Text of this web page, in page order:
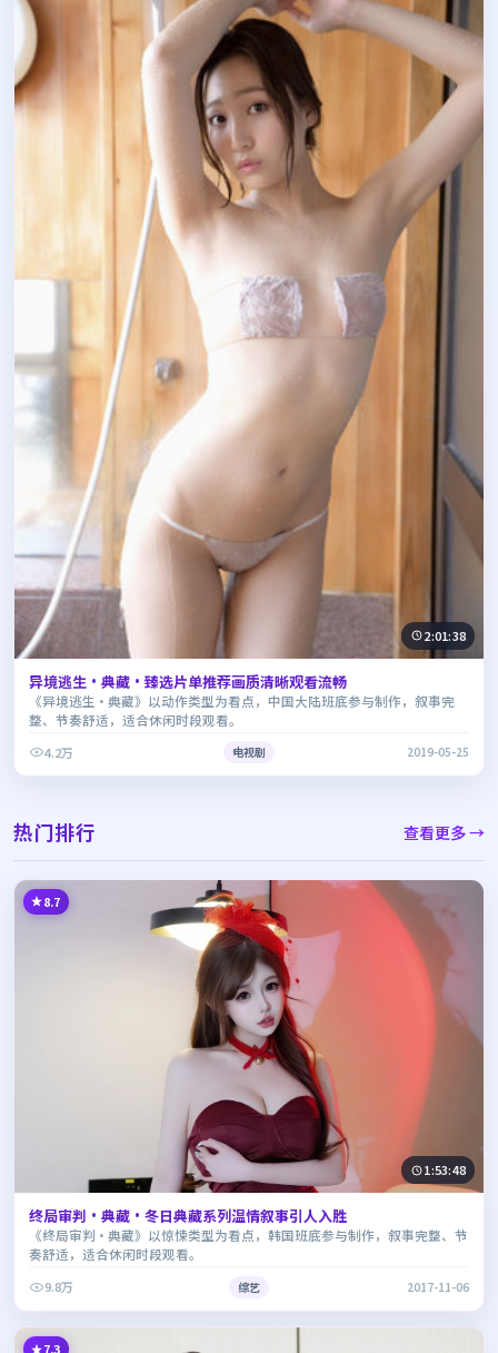
2:01:38
异境逃生·典藏·臻选片单推荐画质清晰观看流畅
《异境逃生·典藏》以动作类型为看点，中国大陆班底参与制作，叙事完
整、节奏舒适，适合休闲时段观看。
4.2万
电视剧 2019-05-25
热门排行 查看更多 →
8.7
1:53:48
终局审判·典藏·冬日典藏系列温情叙事引人入胜
《终局审判·典藏》以惊悚类型为看点，韩国班底参与制作，叙事完整、节
奏舒适，适合休闲时段观看。
9.8万
综艺 2017-11-06
7.3